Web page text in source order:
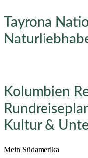
Tayrona
Kolumbien
Kultur &
Mein Südamerika